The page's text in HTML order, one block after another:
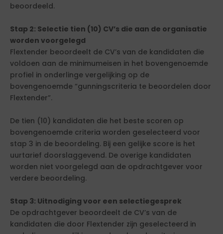
beoordeeld.
Stap 2: Selectie tien (10) CV’s die aan de organisatie
worden voorgelegd
Flextender beoordeelt de CV’s van de kandidaten die
voldoen aan de minimumeisen in het bovengenoemde
profiel in onderlinge vergelijking op de
bovengenoemde “gunningscriteria te beoordelen door
Flextender”.
De tien (10) kandidaten die het beste scoren op
bovengenoemde criteria worden geselecteerd voor
stap 3 in de beoordeling. Bij een gelijke score is het
uurtarief doorslaggevend. De overige kandidaten
worden niet voorgelegd aan de opdrachtgever voor
verdere beoordeling.
Stap 3: Uitnodiging voor een selectiegesprek
De opdrachtgever beoordeelt de CV’s van de
kandidaten die door Flextender zijn geselecteerd in